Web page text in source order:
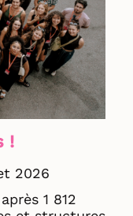
!
2026
1 812